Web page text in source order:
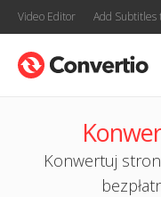
Video Editor Add Subtitles
Konwertuj